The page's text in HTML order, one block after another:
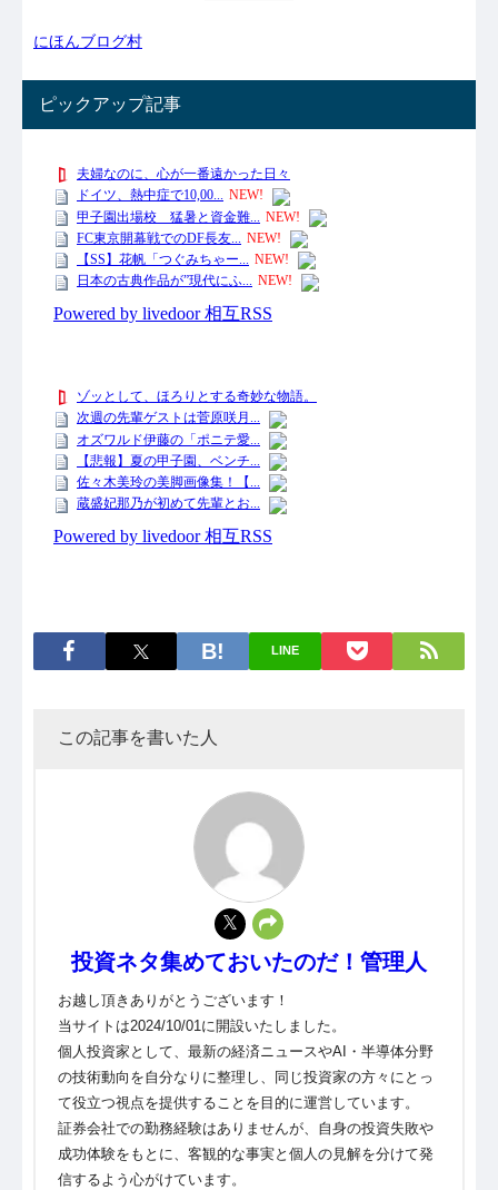
にほんブログ村
ピックアップ記事
LINE
この記事を書いた人
投資ネタ集めておいたのだ！管理人
お越し頂きありがとうございます！
当サイトは2024/10/01に開設いたしました。
個人投資家として、最新の経済ニュースやAI・半導体分野
の技術動向を自分なりに整理し、同じ投資家の方々にとっ
て役立つ視点を提供することを目的に運営しています。
証券会社での勤務経験はありませんが、自身の投資失敗や
成功体験をもとに、客観的な事実と個人の見解を分けて発
信するよう心がけています。